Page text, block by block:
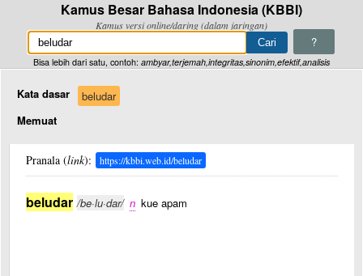
Kamus Besar Bahasa Indonesia (KBBI)
Kamus versi online/daring (dalam jaringan)
?
Bisa lebih dari satu, contoh: ambyar,terjemah,integritas,sinonim,efektif,analisis
Kata dasar
beludar
Memuat
Pranala (link): https://kbbi.web.id/beludar
beludar /be·lu·dar/ n kue apam